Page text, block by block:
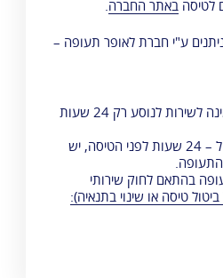
לטיסהבאתר החברה.
ע"י חברת לאופר תעופה –
חברת שירותי הקרקע זמינה לשירות לנוסע רק 24 שעות
לכל שירות שנדרש מעל ל – 24 שעות לפני הטיסה, יש
בהתאם לחוק שירותי
טיסה או שינוי בתנאיה):